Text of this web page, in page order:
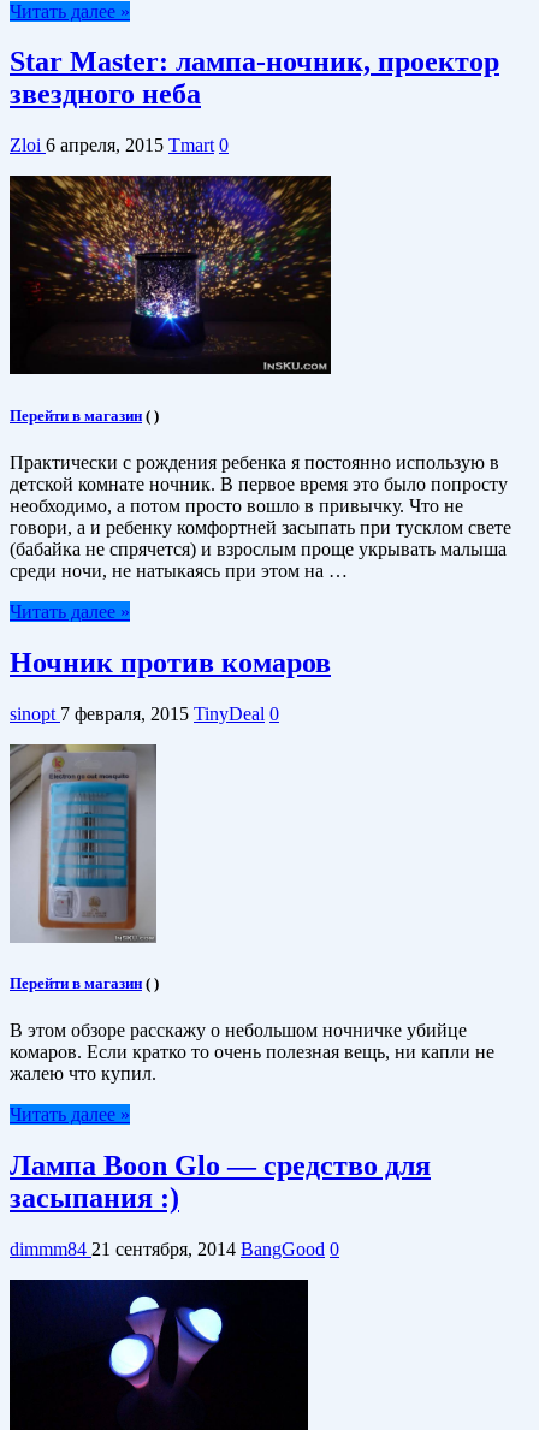
Читать далее »
Star Master: лампа-ночник, проектор
звездного неба
Zloi 6 апреля, 2015 Tmart 0
Перейти в магазин ( )
Практически с рождения ребенка я постоянно использую в
детской комнате ночник. В первое время это было попросту
необходимо, а потом просто вошло в привычку. Что не
говори, а и ребенку комфортней засыпать при тусклом свете
(бабайка не спрячется) и взрослым проще укрывать малыша
среди ночи, не натыкаясь при этом на …
Читать далее »
Ночник против комаров
sinopt 7 февраля, 2015 TinyDeal 0
Перейти в магазин ( )
В этом обзоре расскажу о небольшом ночничке убийце
комаров. Если кратко то очень полезная вещь, ни капли не
жалею что купил.
Читать далее »
Лампа Boon Glo — средство для
засыпания :)
dimmm84 21 сентября, 2014 BangGood 0